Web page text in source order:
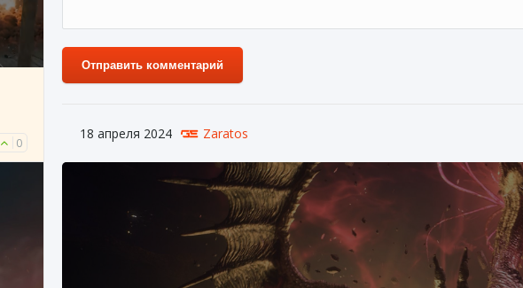
0
Отправить комментарий
18 апреля 2024 Zaratos